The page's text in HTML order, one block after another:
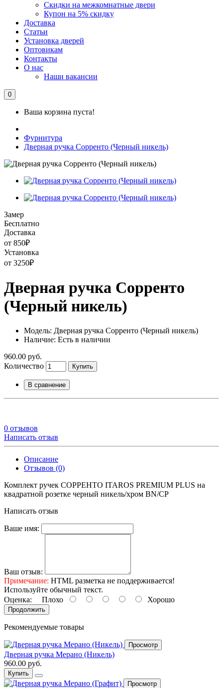
Скидки на межкомнатные двери
Купон на 5% скидку
Доставка
Статьи
Установка дверей
Оптовикам
Контакты
О нас
Наши вакансии
0
Ваша корзина пуста!
Фурнитура
Дверная ручка Сорренто (Черный никель)
Замер
Бесплатно
Доставка
от 850₽
Установка
от 3250₽
Дверная ручка Сорренто
(Черный никель)
Модель: Дверная ручка Сорренто (Черный никель)
Наличие: Есть в наличии
960.00 руб.
Количество
Купить
В сравнение
0 отзывов
Написать отзыв
Описание
Отзывов (0)
Комплект ручек СОРРЕНТО ITAROS PREMIUM PLUS на
квадратной розетке черный никель/хром BN/CP
Написать отзыв
Ваше имя:
Ваш отзыв:
Примечание: HTML разметка не поддерживается!
Используйте обычный текст.
Оценка: Плохо Хорошо
Продолжить
Рекомендуемые товары
Просмотр
Дверная ручка Мерано (Никель)
960.00 руб.
Купить
Просмотр